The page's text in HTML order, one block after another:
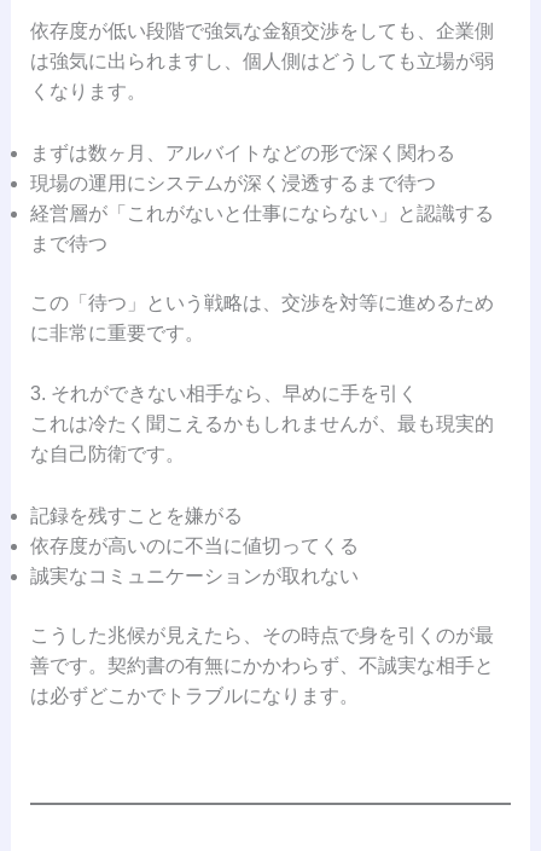
依存度が低い段階で強気な金額交渉をしても、企業側
は強気に出られますし、個人側はどうしても立場が弱
くなります。
まずは数ヶ月、アルバイトなどの形で深く関わる
現場の運用にシステムが深く浸透するまで待つ
経営層が「これがないと仕事にならない」と認識する
まで待つ
この「待つ」という戦略は、交渉を対等に進めるため
に非常に重要です。
3. それができない相手なら、早めに手を引く
これは冷たく聞こえるかもしれませんが、最も現実的
な自己防衛です。
記録を残すことを嫌がる
依存度が高いのに不当に値切ってくる
誠実なコミュニケーションが取れない
こうした兆候が見えたら、その時点で身を引くのが最
善です。契約書の有無にかかわらず、不誠実な相手と
は必ずどこかでトラブルになります。